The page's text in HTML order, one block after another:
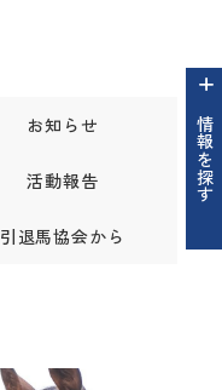
情報を探す
お知らせ
活動報告
引退馬協会から